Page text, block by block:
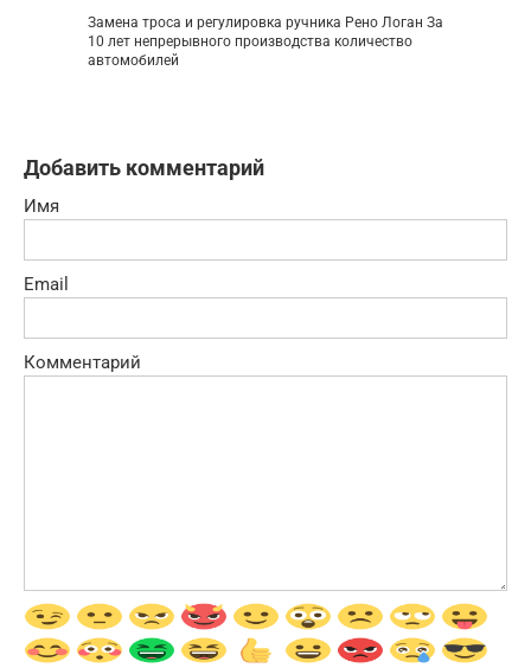
Замена троса и регулировка ручника Рено Логан За
10 лет непрерывного производства количество
автомобилей
Добавить комментарий
Имя
Email
Комментарий